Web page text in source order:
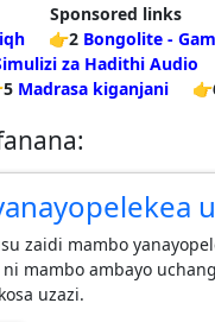
Sponsored links
👉2 Bongolite -
za Hadithi Audio
Madrasa kiganjani
zaidi mambo
mambo ambayo
uzazi.